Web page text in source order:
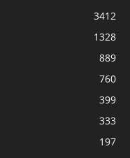
3412
1328
889
760
399
333
197